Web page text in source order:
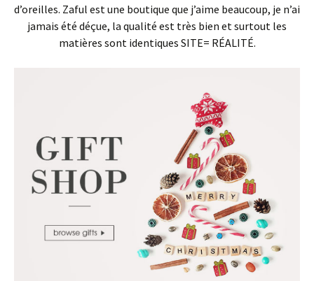
d’oreilles. Zaful est une boutique que j’aime beaucoup, je n’ai
jamais été déçue, la qualité est très bien et surtout les
matières sont identiques SITE= RÉALITÉ.